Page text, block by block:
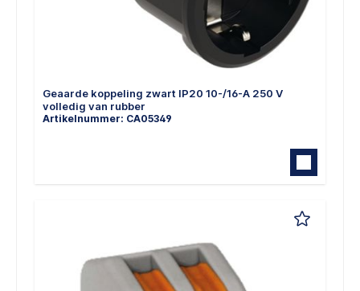
Geaarde koppeling zwart IP20 10-/16-A 250 V
volledig van rubber
Artikelnummer: CA05349